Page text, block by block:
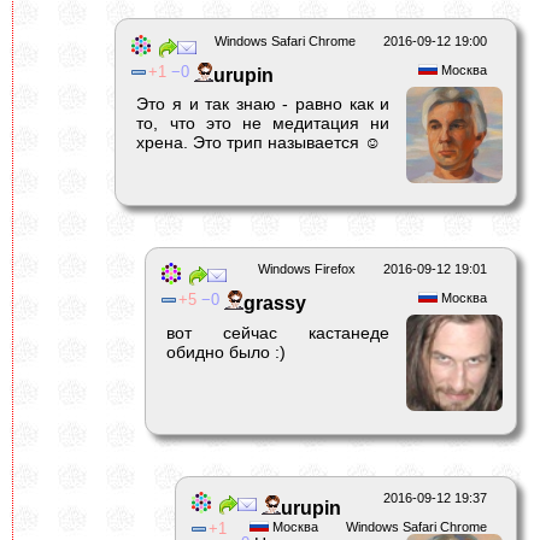
2016-09-12 19:00
Windows Safari Chrome
Москва
1 0 urupin
Это я и так знаю - равно как и
то, что это не медитация ни
хрена. Это трип называется ☺
2016-09-12 19:01
Windows Firefox
Москва
5 0 grassy
вот сейчас кастанеде
обидно было :)
2016-09-12 19:37
Windows Safari Chrome
Москва
1
urupin